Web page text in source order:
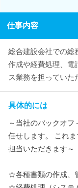
仕事内容
総合建設会社での総
作成や経費処理、電
ス業務を担っていた
具体的には
～当社のバックオ
任せします。 これ
担当いただきます～
☆各種書類の作成、